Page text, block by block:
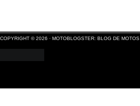
COPYRIGHT © 2026 · MOTOBLOGSTER: BLOG DE MOTOS